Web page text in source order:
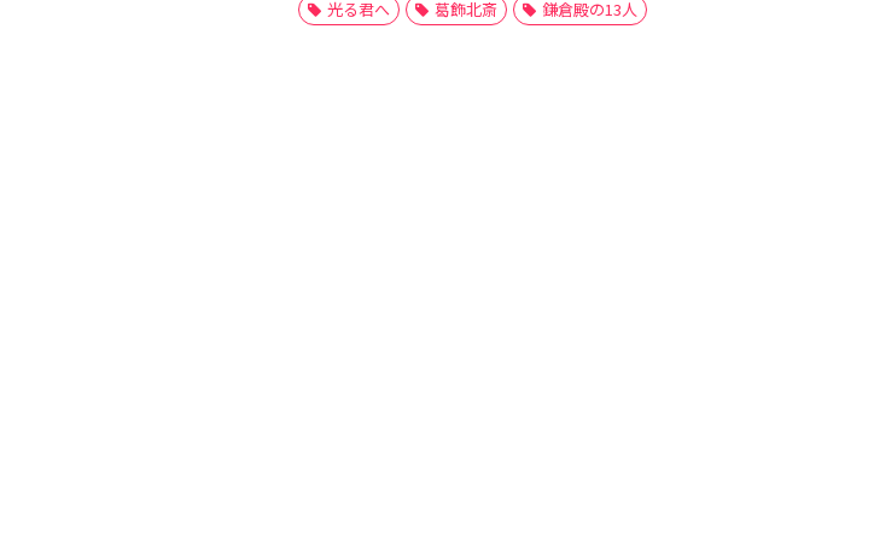
光る君へ 葛飾北斎 鎌倉殿の13人